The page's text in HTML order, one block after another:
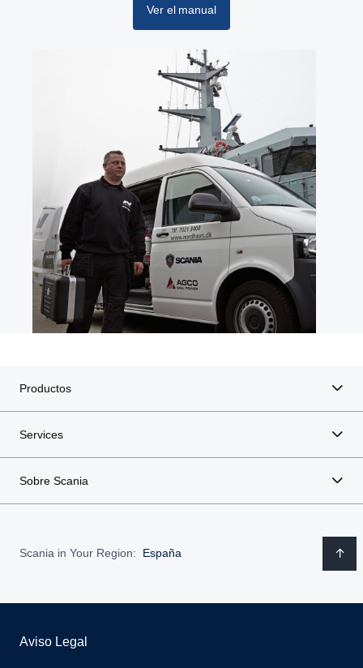
Ver el manual
Productos
Services
Sobre Scania
Scania in Your Region: España
Aviso Legal